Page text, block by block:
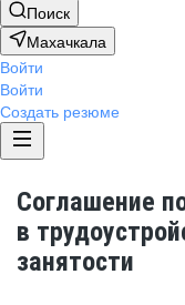
Поиск
Махачкала
Войти
Войти
Создать резюме
Соглашение
в
занятости